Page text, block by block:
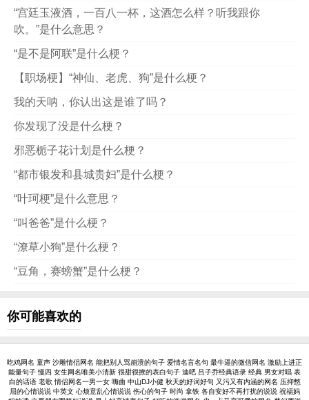
“宫廷玉液酒，一百八一杯，这酒怎么样？听我跟你
吹。”是什么意思？
“是不是阿联”是什么梗？
【职场梗】“神仙、老虎、狗”是什么梗？
我的天呐，你认出这是谁了吗？
你发现了没是什么梗？
邪恶栀子花计划是什么梗？
“都市银发和县城贵妇”是什么梗？
“叶珂梗”是什么意思？
“叫爸爸”是什么梗？
“潦草小狗”是什么梗？
“豆角，赛螃蟹”是什么梗？
你可能喜欢的
吃鸡网名 童声 沙雕情侣网名 能把别人骂崩溃的句子 爱情名言名句 最牛逼的微信网名 激励上进正
能量句子 慢四 女生网名唯美小清新 很甜很撩的表白句子 迪吧 吕子乔经典语录 经典 男女对唱 表
白的话语 老歌 情侣网名一男一女 嗨曲 中山DJ小健 秋天的好词好句 又污又有内涵的网名 压抑憋
屈的心情说说 中英文 心烦意乱心情说说 伤心的句子 时尚 拿铁 各自安好不再打扰的说说 祝福妈